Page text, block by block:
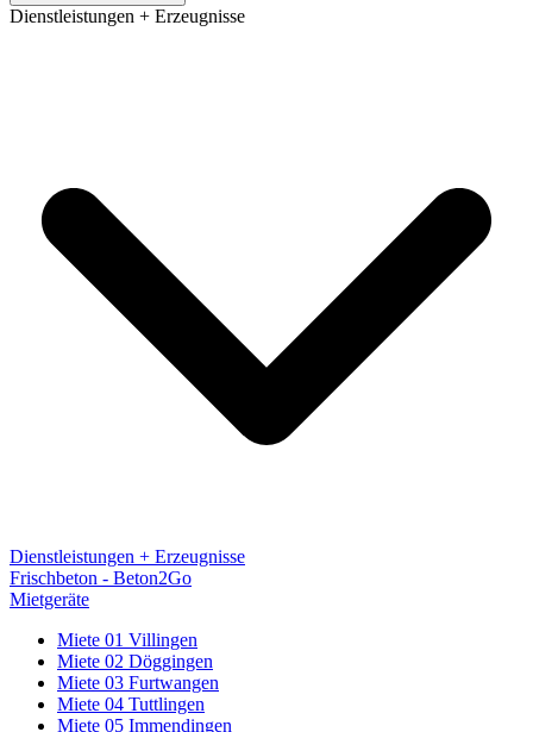
Dienstleistungen + Erzeugnisse
Dienstleistungen + Erzeugnisse
Frischbeton - Beton2Go
Mietgeräte
Miete 01 Villingen
Miete 02 Döggingen
Miete 03 Furtwangen
Miete 04 Tuttlingen
Miete 05 Immendingen